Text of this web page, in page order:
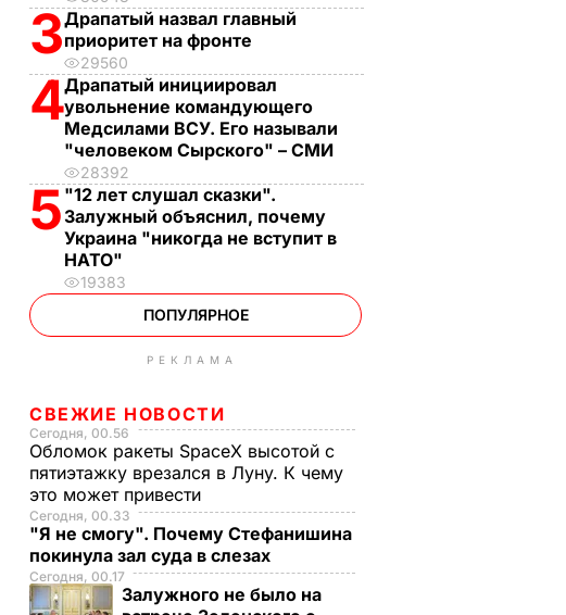
3Драпатый назвал главный
приоритет на фронте
29560
4Драпатый инициировал
увольнение командующего
Медсилами ВСУ. Его называли
"человеком Сырского" – СМИ
28392
5 "12 лет слушал сказки".
Залужный объяснил, почему
Украина "никогда не вступит в
НАТО"
19383
ПОПУЛЯРНОЕ
РЕКЛАМА
СВЕЖИЕ НОВОСТИ
Сегодня, 00.56
Обломок ракеты SpaceX высотой с
пятиэтажку врезался в Луну. К чему
это может привести
Сегодня, 00.33
"Я не смогу". Почему Стефанишина
покинула зал суда в слезах
Сегодня, 00.17
Залужного не было на